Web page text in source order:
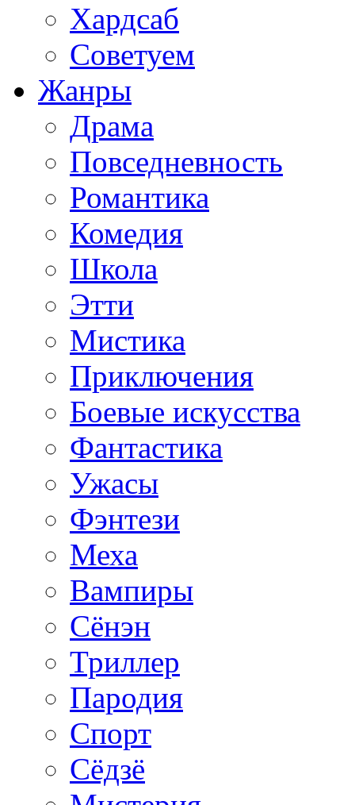
Хардсаб
Советуем
Жанры
Драма
Повседневность
Романтика
Комедия
Школа
Этти
Мистика
Приключения
Боевые искусства
Фантастика
Ужасы
Фэнтези
Меха
Вампиры
Сёнэн
Триллер
Пародия
Спорт
Сёдзё